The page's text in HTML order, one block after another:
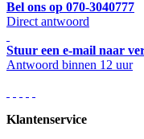
Bel ons op 070-3040777
Direct antwoord
Stuur een e-mail naar
Antwoord binnen 12 uur
Klantenservice